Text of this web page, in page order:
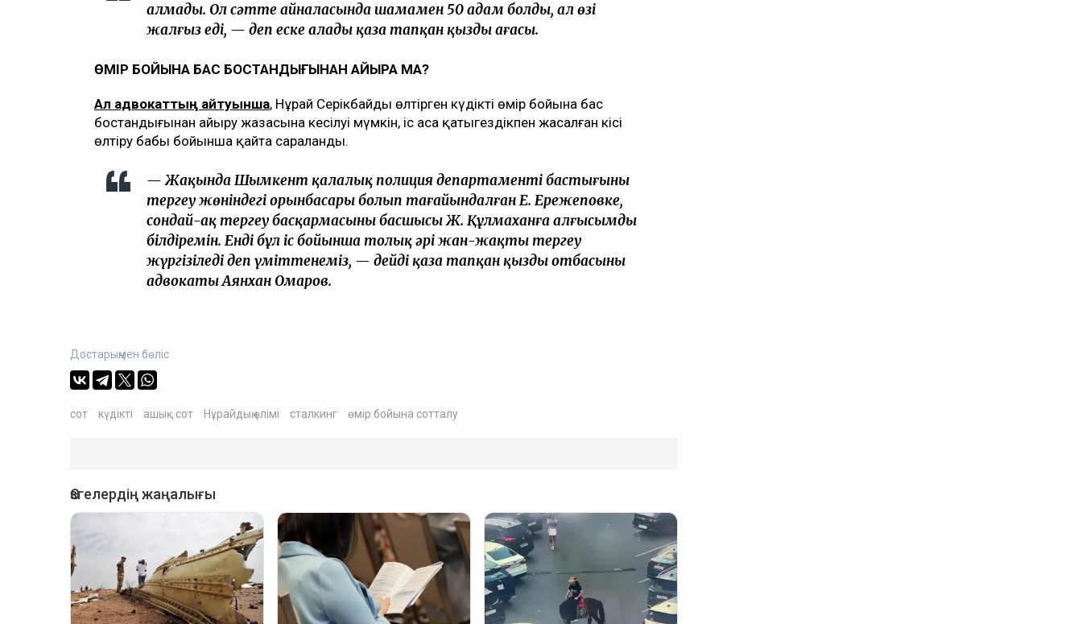
алмады. Ол сәтте айналасында шамамен 50 адам болды, ал өзі
жалғыз еді, — деп еске алады қаза тапқан қыздың ағасы.
ӨМІР БОЙЫНА БАС БОСТАНДЫҒЫНАН АЙЫРА МА?
Ал адвокаттың айтуынша, Нұрай Серікбайды өлтірген күдікті өмір бойына бас
бостандығынан айыру жазасына кесілуі мүмкін, іс аса қатыгездікпен жасалған кісі
өлтіру бабы бойынша қайта сараланды.
— Жақында Шымкент қалалық полиция департаменті бастығының
тергеу жөніндегі орынбасары болып тағайындалған Е. Ережеповке,
сондай-ақ тергеу басқармасының басшысы Ж. Құлмаханға алғысымды
білдіремін. Енді бұл іс бойынша толық әрі жан-жақты тергеу
жүргізіледі деп үміттенеміз, — дейді қаза тапқан қыздың отбасының
адвокаты Аянхан Омаров.
Достарыңмен бөліс
сот күдікті ашық сот Нұрайдың өлімі сталкинг өмір бойына сотталу